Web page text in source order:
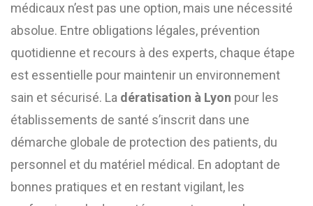
médicaux n’est pas une option, mais une nécessité
absolue. Entre obligations légales, prévention
quotidienne et recours à des experts, chaque étape
est essentielle pour maintenir un environnement
sain et sécurisé. La dératisation à Lyon pour les
établissements de santé s’inscrit dans une
démarche globale de protection des patients, du
personnel et du matériel médical. En adoptant de
bonnes pratiques et en restant vigilant, les